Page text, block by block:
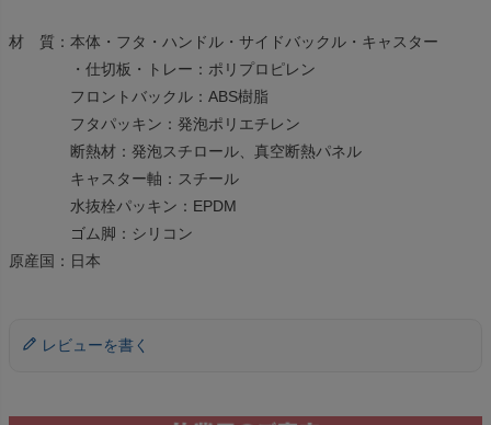
材 質：本体・フタ・ハンドル・サイドバックル・キャスター
・仕切板・トレー：ポリプロピレン
フロントバックル：ABS樹脂
フタパッキン：発泡ポリエチレン
断熱材：発泡スチロール、真空断熱パネル
キャスター軸：スチール
水抜栓パッキン：EPDM
ゴム脚：シリコン
原産国：日本
レビューを書く